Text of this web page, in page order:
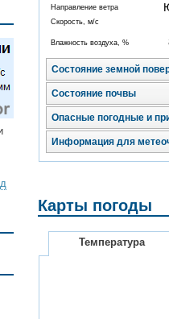
Направление ветра
Скорость, м/с
Влажность воздуха, %
Состояние земной
Состояние почвы
Опасные погодные и
Информация для
Карты погоды
Температура